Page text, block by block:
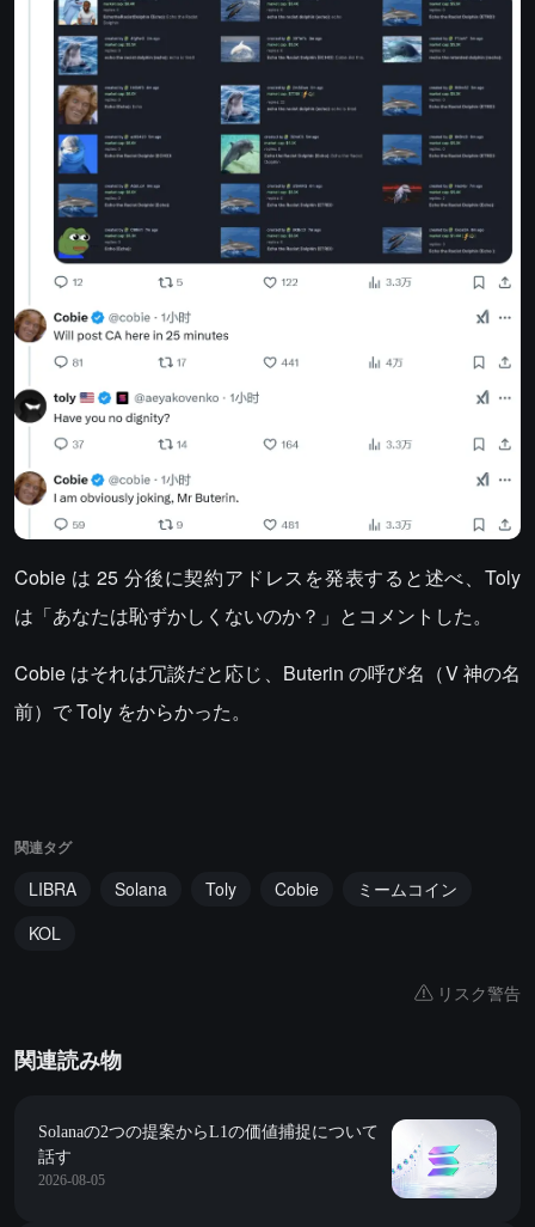
Cobie は 25 分後に契約アドレスを発表すると述べ、Toly
は「あなたは恥ずかしくないのか？」とコメントした。
Cobie はそれは冗談だと応じ、Buterin の呼び名（V 神の名
前）で Toly をからかった。
関連タグ
LIBRA Solana Toly Cobie
ミームコイン
KOL
リスク警告
関連読み物
Solanaの2つの提案からL1の価値捕捉について
話す
2026-08-05